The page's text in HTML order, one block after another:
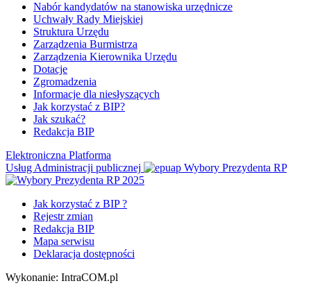
Nabór kandydatów na stanowiska urzędnicze
Uchwały Rady Miejskiej
Struktura Urzędu
Zarządzenia Burmistrza
Zarządzenia Kierownika Urzędu
Dotacje
Zgromadzenia
Informacje dla niesłyszących
Jak korzystać z BIP?
Jak szukać?
Redakcja BIP
Elektroniczna Platforma
Usług Administracji publicznej
Wybory Prezydenta RP
Jak korzystać z BIP ?
Rejestr zmian
Redakcja BIP
Mapa serwisu
Deklaracja dostępności
Wykonanie: IntraCOM.pl